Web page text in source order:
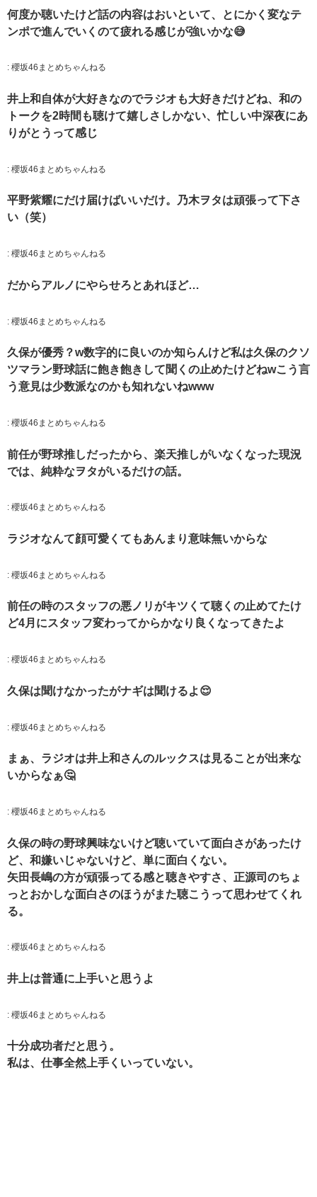
何度か聴いたけど話の内容はおいといて、とにかく変なテ
ンポで進んでいくのて疲れる感じが強いかな😅
: 櫻坂46まとめちゃんねる
井上和自体が大好きなのでラジオも大好きだけどね、和の
トークを2時間も聴けて嬉しさしかない、忙しい中深夜にあ
りがとうって感じ
: 櫻坂46まとめちゃんねる
平野紫耀にだけ届けばいいだけ。乃木ヲタは頑張って下さ
い（笑）
: 櫻坂46まとめちゃんねる
だからアルノにやらせろとあれほど…
: 櫻坂46まとめちゃんねる
久保が優秀？w数字的に良いのか知らんけど私は久保のクソ
ツマラン野球話に飽き飽きして聞くの止めたけどねwこう言
う意見は少数派なのかも知れないねwww
: 櫻坂46まとめちゃんねる
前任が野球推しだったから、楽天推しがいなくなった現況
では、純粋なヲタがいるだけの話。
: 櫻坂46まとめちゃんねる
ラジオなんて顔可愛くてもあんまり意味無いからな
: 櫻坂46まとめちゃんねる
前任の時のスタッフの悪ノリがキツくて聴くの止めてたけ
ど4月にスタッフ変わってからかなり良くなってきたよ
: 櫻坂46まとめちゃんねる
久保は聞けなかったがナギは聞けるよ😌
: 櫻坂46まとめちゃんねる
まぁ、ラジオは井上和さんのルックスは見ることが出来な
いからなぁ🤔
: 櫻坂46まとめちゃんねる
久保の時の野球興味ないけど聴いていて面白さがあったけ
ど、和嫌いじゃないけど、単に面白くない。
矢田長嶋の方が頑張ってる感と聴きやすさ、正源司のちょ
っとおかしな面白さのほうがまた聴こうって思わせてくれ
る。
: 櫻坂46まとめちゃんねる
井上は普通に上手いと思うよ
: 櫻坂46まとめちゃんねる
十分成功者だと思う。
私は、仕事全然上手くいっていない。